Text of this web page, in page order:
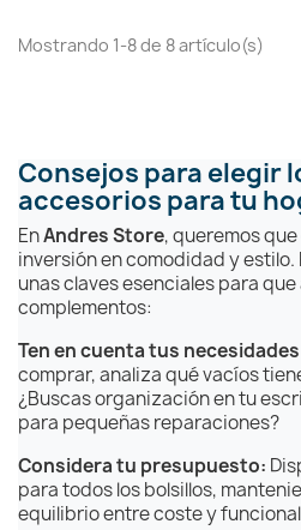
Mostrando 1-8 de 8 artículo(s)
Consejos para elegir
accesorios para tu
EnAndres Store, queremos
inversión en comodidad y
unas claves esenciales para
complementos:
Ten en cuenta tus
comprar, analiza qué vacíos
¿Buscas organización en tu
para pequeñas reparaciones?
Considera tu presupuesto:
para todos los bolsillos,
equilibrio entre coste y